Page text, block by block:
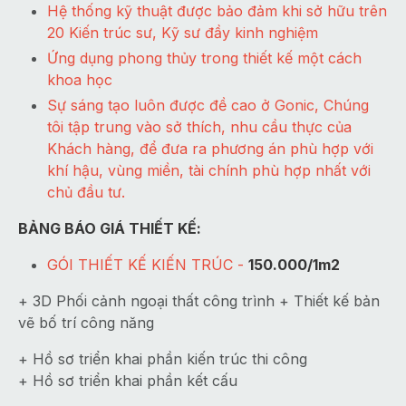
Hệ thống kỹ thuật được bảo đảm khi sở hữu trên
20 Kiến trúc sư, Kỹ sư đầy kinh nghiệm
Ứng dụng phong thủy trong thiết kế một cách
khoa học
Sự sáng tạo luôn được đề cao ở Gonic, Chúng
tôi tập trung vào sở thích, nhu cầu thực của
Khách hàng, để đưa ra phương án phù hợp với
khí hậu, vùng miền, tài chính phù hợp nhất với
chủ đầu tư.
BẢNG BÁO GIÁ THIẾT KẾ:
GÓI THIẾT KẾ KIẾN TRÚC - 150.000/1m2
+ 3D Phối cảnh ngoại thất công trình + Thiết kế bản
vẽ bố trí công năng
+ Hồ sơ triển khai phần kiến trúc thi công
+ Hồ sơ triển khai phần kết cấu